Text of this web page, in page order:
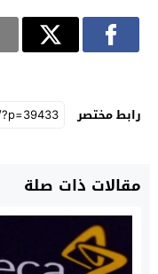
رابط مختصر
مقالات ذات صلة